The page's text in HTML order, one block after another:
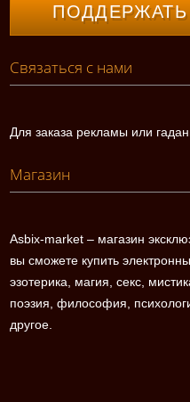
ПОДДЕРЖАТЬ
Связаться с нами
Для заказа рекламы или
Магазин
Asbix-market – магазин
вы сможете купить
эзотерика, магия, секс,
поэзия, философия,
другое.